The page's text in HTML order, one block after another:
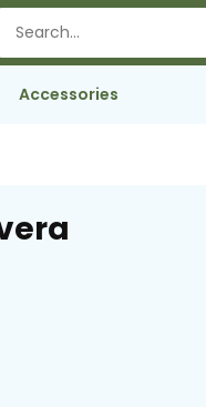
Accessories